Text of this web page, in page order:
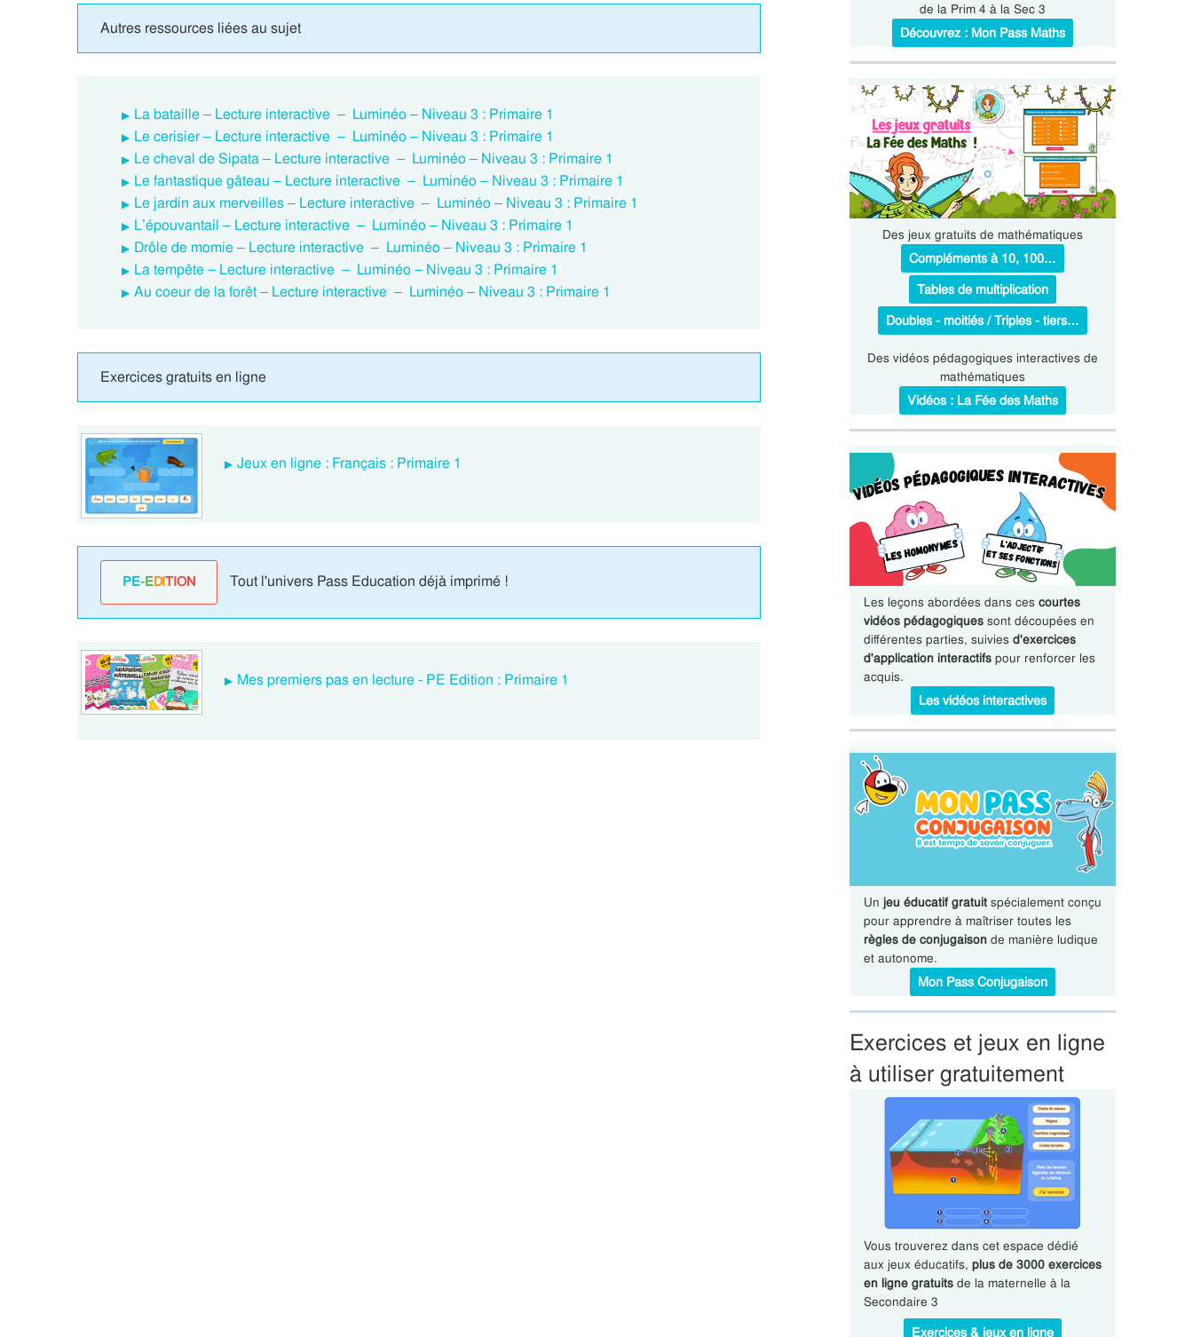
Autres ressources liées au sujet
La bataille – Lecture interactive – Luminéo – Niveau 3 : Primaire 1
Le cerisier – Lecture interactive – Luminéo – Niveau 3 : Primaire 1
Le cheval de Sipata – Lecture interactive – Luminéo – Niveau 3 : Primaire 1
Le fantastique gâteau – Lecture interactive – Luminéo – Niveau 3 : Primaire 1
Le jardin aux merveilles – Lecture interactive – Luminéo – Niveau 3 : Primaire 1
L’épouvantail – Lecture interactive – Luminéo – Niveau 3 : Primaire 1
Drôle de momie – Lecture interactive – Luminéo – Niveau 3 : Primaire 1
La tempête – Lecture interactive – Luminéo – Niveau 3 : Primaire 1
Au coeur de la forêt – Lecture interactive – Luminéo – Niveau 3 : Primaire 1
Exercices gratuits en ligne
Jeux en ligne : Français : Primaire 1
PE-EDITION Tout l'univers Pass Education déjà imprimé !
Mes premiers pas en lecture - PE Edition : Primaire 1
de la Prim 4 à la Sec 3
Découvrez : Mon Pass Maths
Des jeux gratuits de mathématiques
Compléments à 10, 100…
Tables de multiplication
Doubles - moitiés / Triples - tiers…
Des vidéos pédagogiques interactives de
mathématiques
Vidéos : La Fée des Maths
Les leçons abordées dans ces courtes
vidéos pédagogiquessont découpées en
différentes parties, suivies d'exercices
d'application interactifspour renforcer les
acquis.
Les vidéos interactives
Un jeu éducatif gratuitspécialement conçu
pour apprendre à maîtriser toutes les
règles de conjugaisonde manière ludique
et autonome.
Mon Pass Conjugaison
Exercices et jeux en ligne
à utiliser gratuitement
Vous trouverez dans cet espace dédié
aux jeux éducatifs, plus de 3000 exercices
en ligne gratuitsde la maternelle à la
Secondaire 3
Exercices & jeux en ligne